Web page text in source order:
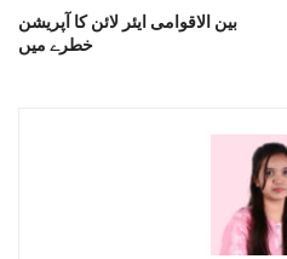
بین الاقوامی ایئر لائن کا آپریشن
خطرے میں